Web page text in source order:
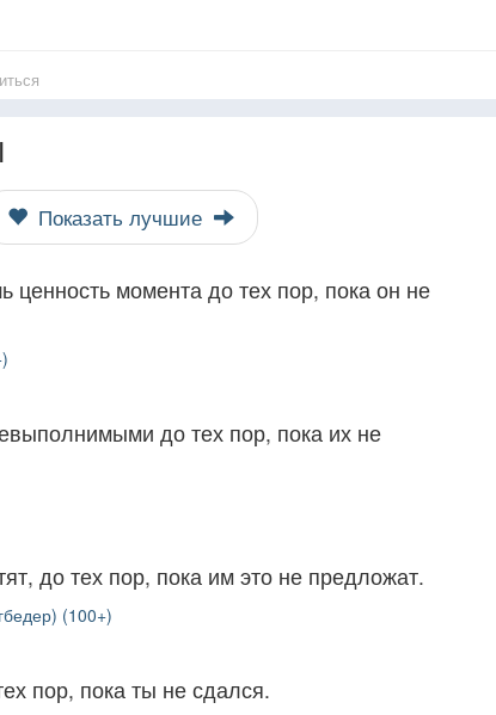
Показать лучшие
ценность момента до тех пор, пока он не
до тех пор, пока их не
до тех пор, пока им это не предложат.
(100+)
пор, пока ты не сдался.